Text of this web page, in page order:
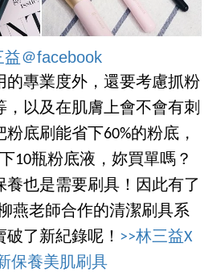
益＠facebook
的專業度外，還要考慮抓粉
，以及在肌膚上會不會有刺
底刷能省下60%的粉底，
10瓶粉底液，妳買單嗎？
養也是需要刷具！因此有了
柳燕老師合作的清潔刷具系
了新紀錄呢！ >>林三益X
保養美肌刷具